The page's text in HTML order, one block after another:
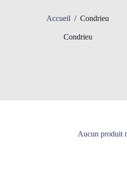
Accueil / Condrieu
Condrieu
Aucun produit